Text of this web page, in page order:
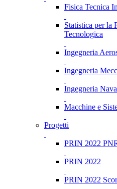
Fisica Tecnica
Statistica per la
Tecnologica
Ingegneria
Ingegneria
Ingegneria
Macchine e
Progetti
PRIN 2022
PRIN 2022
PRIN 2022